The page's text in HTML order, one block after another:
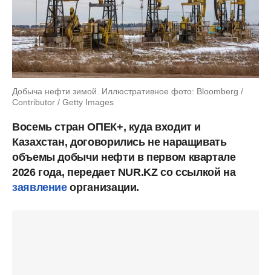
Добыча нефти зимой. Иллюстративное фото: Bloomberg /
Contributor / Getty Images
Восемь стран ОПЕК+, куда входит и
Казахстан, договорились не наращивать
объемы добычи нефти в первом квартале
2026 года, передает NUR.KZ со ссылкой на
заявлениеорганизации.